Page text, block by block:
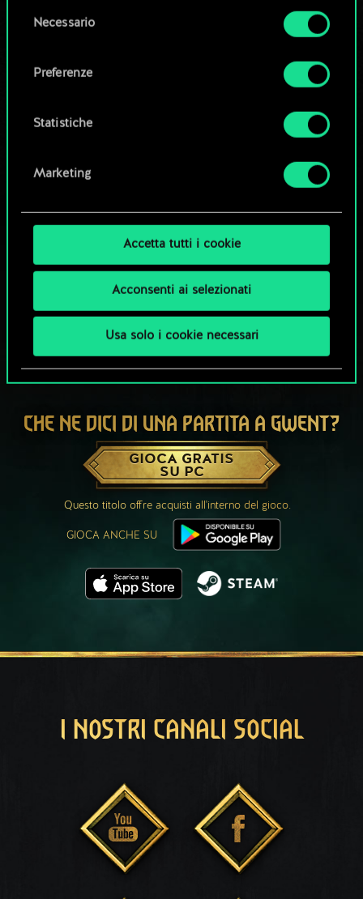
Tutti i dettagli su come utilizziamo i cookie e su
disponibili nel menu "Impostazioni" qui sotto.
delNecessario
Preferenze
Statistiche
Marketing
Accetta tutti i cookie
Acconsenti ai selezionati
Usa solo i cookie necessari
CHE NE DICI DI UNA PARTITA A GWENT?
GIOCA GRATIS
SU PC
Questo titolo offre acquisti all'interno del gioco.
GIOCA ANCHE SU
I NOSTRI CANALI SOCIAL